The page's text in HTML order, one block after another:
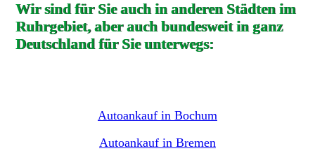
Wir sind für Sie auch in anderen Städten im
Ruhrgebiet, aber auch bundesweit in ganz
Deutschland für Sie unterwegs:
Autoankauf in Bochum
Autoankauf in Bremen